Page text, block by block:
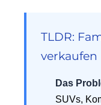
TLDR:
verkaufen
Das
SUVs,